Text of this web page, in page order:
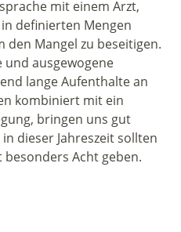
mit einem Arzt,
definierten Mengen
Mangel zu beseitigen.
und ausgewogene
lange Aufenthalte an
kombiniert mit ein
bringen uns gut
dieser Jahreszeit sollten
Acht geben.